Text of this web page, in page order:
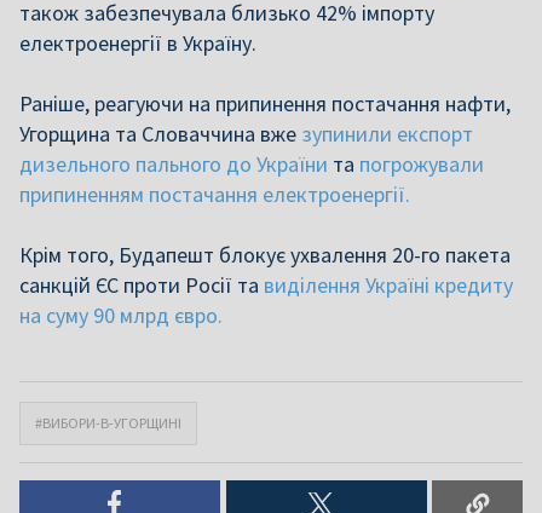
також забезпечувала близько 42% імпорту
електроенергії в Україну.
Раніше, реагуючи на припинення постачання нафти,
Угорщина та Словаччина вже зупинили експорт
дизельного пального до України та погрожували
припиненням постачання електроенергії.
Крім того, Будапешт блокує ухвалення 20-го пакета
санкцій ЄС проти Росії та виділення Україні кредиту
на суму 90 млрд євро.
#ВИБОРИ-В-УГОРЩИНІ